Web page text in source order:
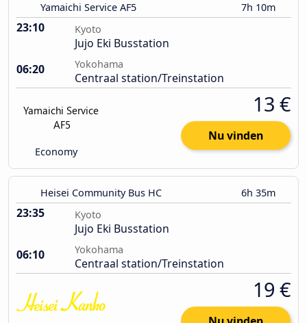
Yamaichi Service AF5 7h 10m
23:10 Kyoto
Jujo Eki Busstation
06:20
Yokohama
Centraal station/Treinstation
Economy
13 €
Nu vinden
Heisei Community Bus HC 6h 35m
23:35 Kyoto
Jujo Eki Busstation
06:10
Yokohama
Centraal station/Treinstation
19 €